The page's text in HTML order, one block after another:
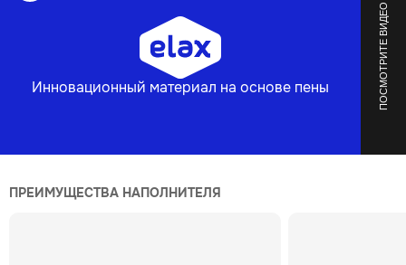
Инновационный материал на основе пены ПОСМОТРИТЕ ВИДЕО
ПРЕИМУЩЕСТВА НАПОЛНИТЕЛЯ